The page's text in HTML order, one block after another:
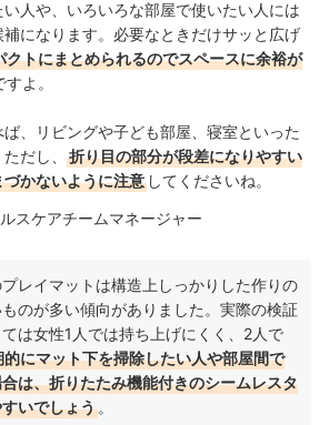
人や、いろいろな部屋で使いたい人には
になります。必要なときだけサッと広げ
クトにまとめられるのでスペースに余裕が
すよ。
、リビングや子ども部屋、寝室といった
だし、
折り目の部分が段差になりやすい
かないように注意 してくださいね。
スケアチームマネージャー
レイマットは構造上しっかりした作りの
のが多い傾向がありました。実際の検証
は女性1人では持ち上げにくく、2人で
的にマット下を掃除したい人や部屋間で
は、折りたたみ機能付きのシームレスタ
いでしょう 。